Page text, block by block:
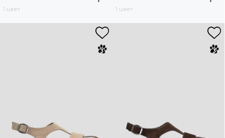
1 цвет
1 цвет